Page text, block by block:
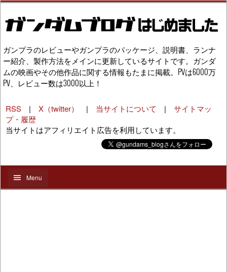
ガンプラのレビューやガンプラのパッケージ、説明書、ランナ
ー紹介、製作方法をメインに更新しているサイトです。ガンダ
ムの映画やその他作品に関する情報もたまに掲載。PVは6000万
PV、レビュー数は3000以上！
RSS | X（twitter） | 当サイトについて | サイトマッ
プ・履歴
当サイトはアフィリエイト広告を利用しています。
Menu